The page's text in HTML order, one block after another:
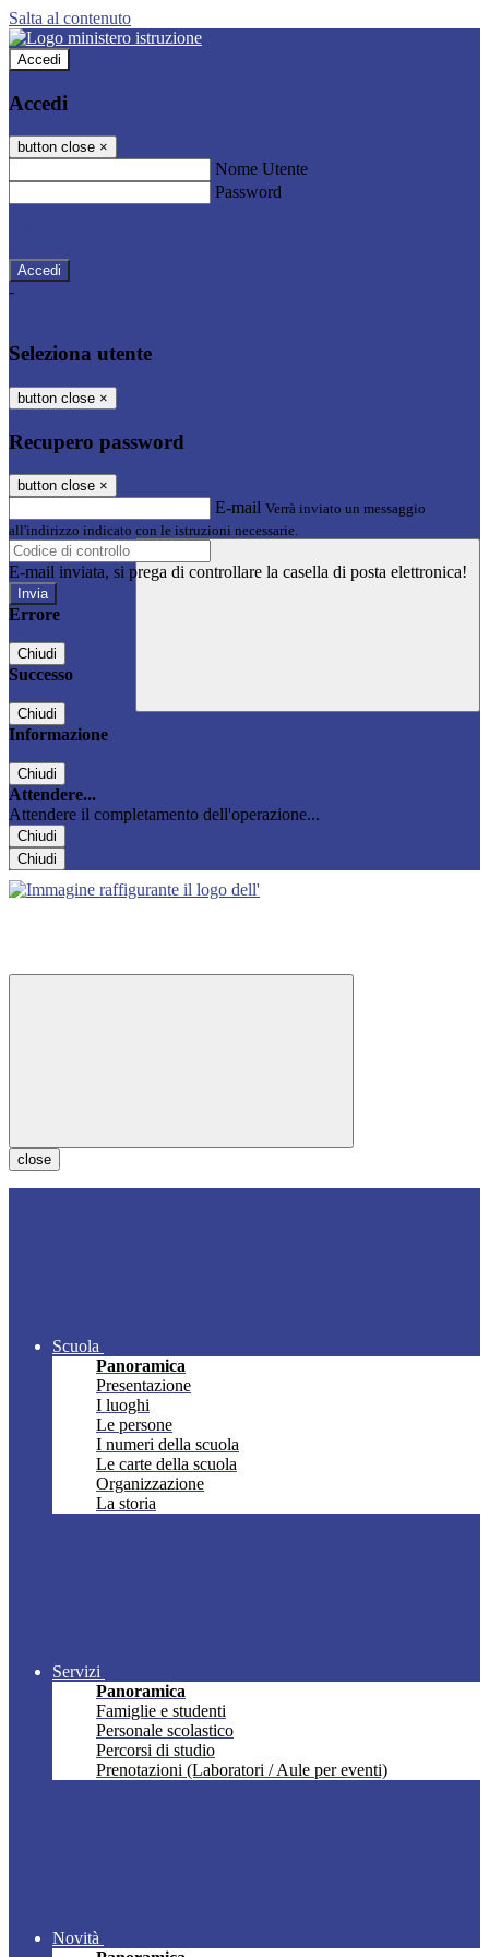
Salta al contenuto
Accedi
Accedi
button close ×
Nome Utente
Password
-
Seleziona utente
button close ×
Recupero password
button close ×
E-mail Verrà inviato un messaggio
all'indirizzo indicato con le istruzioni necessarie.
E-mail inviata, si prega di controllare la casella di posta elettronica!
Errore
Chiudi
Successo
Chiudi
Informazione
Chiudi
Attendere...
Attendere il completamento dell'operazione...
Chiudi
Chiudi
close
Scuola
Panoramica
Presentazione
I luoghi
Le persone
I numeri della scuola
Le carte della scuola
Organizzazione
La storia
Servizi
Panoramica
Famiglie e studenti
Personale scolastico
Percorsi di studio
Prenotazioni (Laboratori / Aule per eventi)
Novità